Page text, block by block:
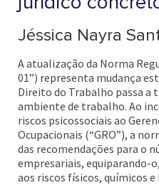
Jéssica Nayra
A atualização da Norma
01”) representa mudança
Direito do Trabalho passa a
ambiente de trabalho. Ao
riscos psicossociais ao
Ocupacionais (“GRO”), a
das recomendações para o
empresariais, equiparando-
aos riscos físicos, químicos